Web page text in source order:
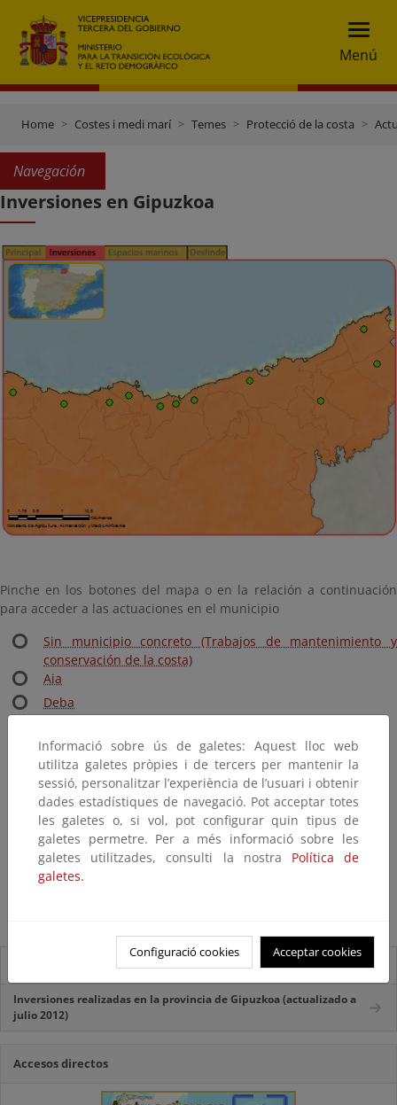
Menú
Home Costes i medi marí Temes Protecció de la costa
Navegación
Inversiones en Gipuzkoa
Pinche en los botones del mapa o en la relación a continuación
para acceder a las actuaciones en el municipio
Sin municipio concreto (Trabajos de mantenimiento y
conservación de la costa)
Aia
Deba
Errentería
Getaria
Hondarribia
Irún
Mutriku
Orio
Información local
Inversiones realizadas en la provincia de Gipuzkoa (actualizado a
julio 2012)
Accesos directos
Informació sobre ús de galetes: Aquest lloc web
utilitza galetes pròpies i de tercers per mantenir la
sessió, personalitzar l’experiència de l’usuari i obtenir
dades estadístiques de navegació. Pot acceptar totes
les galetes o, si vol, pot configurar quin tipus de
galetes permetre. Per a més informació sobre les
galetes utilitzades, consulti la nostra Política de
galetes.
Configuració cookies Acceptar cookies